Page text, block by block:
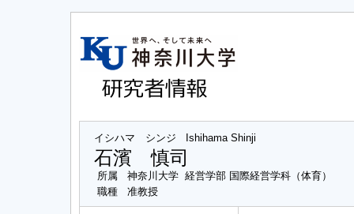
イシハマ シンジ Ishihama Shinji
石濱 慎司
所属
神奈川大学 経営学部 国際経営学科（体育）
職種
准教授